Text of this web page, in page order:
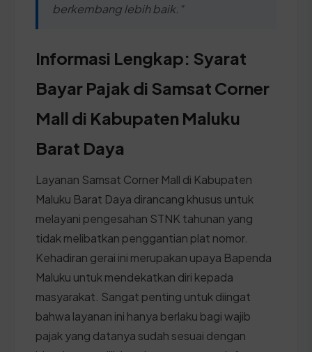
berkembang lebih baik."
Informasi Lengkap: Syarat
Bayar Pajak di Samsat Corner
Mall di Kabupaten Maluku
Barat Daya
Layanan Samsat Corner Mall di Kabupaten
Maluku Barat Daya dirancang khusus untuk
melayani pengesahan STNK tahunan yang
tidak melibatkan penggantian plat nomor.
Kehadiran gerai ini merupakan upaya Bapenda
Maluku untuk mendekatkan diri kepada
masyarakat. Sangat penting untuk diingat
bahwa layanan ini hanya berlaku bagi wajib
pajak yang datanya sudah sesuai dengan